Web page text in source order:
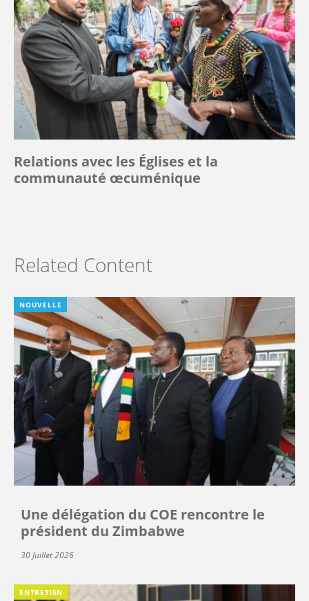
Relations avec les Églises et la
communauté œcuménique
Related Content
NOUVELLE
Une délégation du COE rencontre le
président du Zimbabwe
30 Juillet 2026
ENTRETIEN